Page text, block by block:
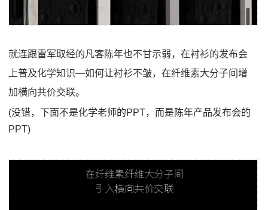
就连跟雷军取经的凡客陈年也不甘示弱，在衬衫的发布会
上普及化学知识—如何让衬衫不皱，在纤维素大分子间增
加横向共价交联。
(没错，下面不是化学老师的PPT，而是陈年产品发布会的
PPT)